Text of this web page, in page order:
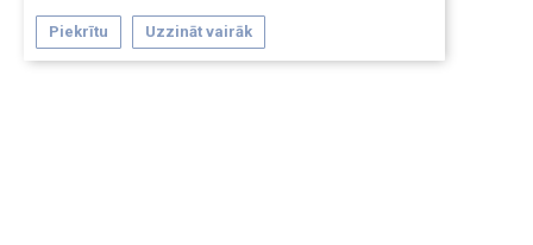
Piekrītu Uzzināt vairāk